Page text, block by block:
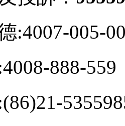
:4007-005-
888-559